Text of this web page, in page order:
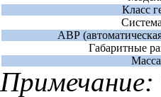
Класс
АВР
Габаритные
Масса